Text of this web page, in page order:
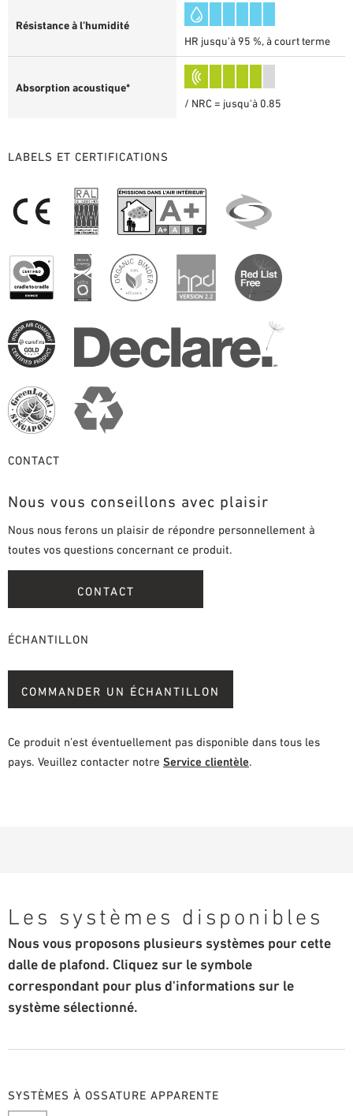
Résistance à l’humidité
HR jusqu'à 95 %, à court terme
Absorption acoustique*
/ NRC = jusqu'à 0.85
LABELS ET CERTIFICATIONS
CONTACT
Nous vous conseillons avec plaisir
Nous nous ferons un plaisir de répondre personnellement à
toutes vos questions concernant ce produit.
CONTACT
ÉCHANTILLON
COMMANDER UN ÉCHANTILLON
Ce produit n’est éventuellement pas disponible dans tous les
pays. Veuillez contacter notre Service clientèle.
Les systèmes disponibles
Nous vous proposons plusieurs systèmes pour cette
dalle de plafond. Cliquez sur le symbole
correspondant pour plus d'informations sur le
système sélectionné.
SYSTÈMES À OSSATURE APPARENTE